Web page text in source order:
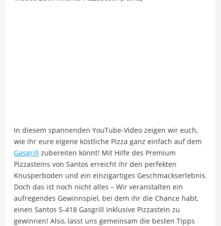
In diesem spannenden YouTube-Video zeigen wir euch,
wie ihr eure eigene köstliche Pizza ganz einfach auf dem
Gasgrill zubereiten könnt! Mit Hilfe des Premium
Pizzasteins von Santos erreicht ihr den perfekten
Knusperboden und ein einzigartiges Geschmackserlebnis.
Doch das ist noch nicht alles – Wir veranstalten ein
aufregendes Gewinnspiel, bei dem ihr die Chance habt,
einen Santos S-418 Gasgrill inklusive Pizzastein zu
gewinnen! Also, lasst uns gemeinsam die besten Tipps